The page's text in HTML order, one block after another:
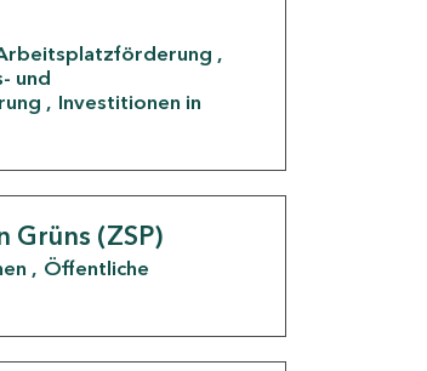
und
Investitionen in
(ZSP)
Öffentliche